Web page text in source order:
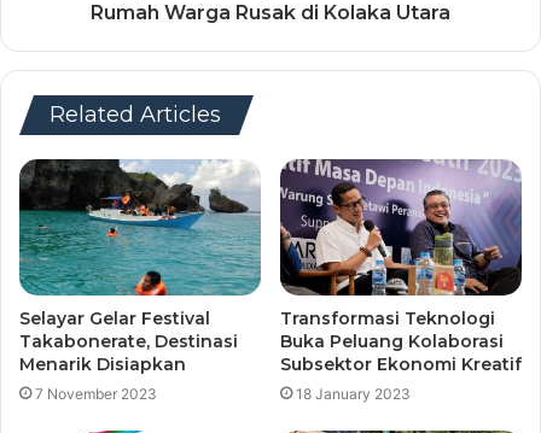
Rumah Warga Rusak di Kolaka Utara
Related Articles
Selayar Gelar Festival
Takabonerate, Destinasi
Menarik Disiapkan
7 November 2023
Transformasi Teknologi
Buka Peluang Kolaborasi
Subsektor Ekonomi Kreatif
18 January 2023